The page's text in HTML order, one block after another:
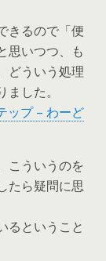
きるので「便
思いつつ、も
どういう処理
した。
ップ – わーど
こういうのを
たら疑問に思
るということ